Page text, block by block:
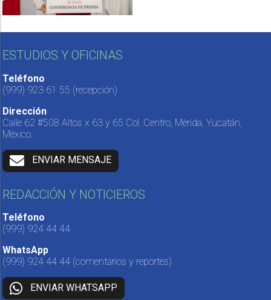
ESTUDIOS Y OFICINAS
Teléfono
(999) 923 61 55 (recepción)
Dirección
Calle 62 #508 Altos x 63 y 65 Col. Centro, Mérida, Yucatán,
México.
ENVIAR MENSAJE
REDACCIÓN Y NOTICIEROS
Teléfono
(999) 924 44 44
WhatsApp
(999) 924 44 44 (comentarios y reportes)
ENVIAR WHATSAPP